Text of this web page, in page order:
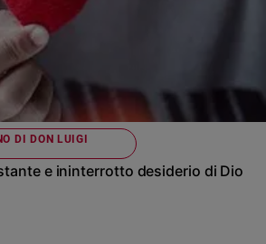
DI DON LUIGI
e ininterrotto desiderio di Dio